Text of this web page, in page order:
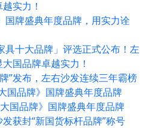
实力！
国牌盛典年度品牌，用实力诠
具十大品牌」评选正式公布！左
国品牌卓越实力！
”发布，左右沙发连续三年霸榜
国品牌》国牌盛典年度品牌
国品牌》国牌盛典年度品牌
获封“新国货标杆品牌”称号